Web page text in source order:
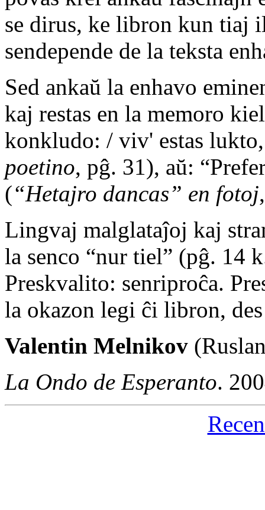
se dirus, ke libron kun tiaj
sendepende de la teksta
Sed ankaŭ la enhavo
kaj restas en la memoro
konkludo: / viv' estas
poetino, pĝ. 31), aŭ:
(“Hetajro dancas” en fotoj
Lingvaj malglataĵoj kaj
la senco “nur tiel” (pĝ. 14
Preskvalito: senriproĉa.
la okazon legi ĉi libron,
Valentin Melnikov
La Ondo de Esperanto.